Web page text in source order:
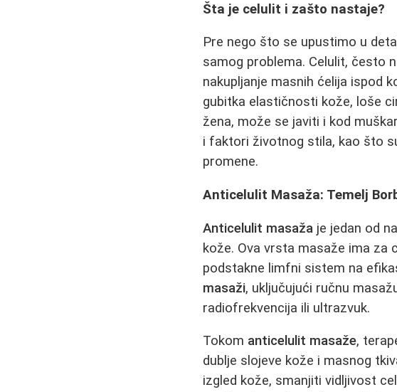
Šta je celulit i zašto nastaje?
Pre nego što se upustimo u
samog problema. Celulit, često
nakupljanje masnih ćelija ispod
gubitka elastičnosti kože, loše
žena, može se javiti i kod
i faktori životnog stila, kao što
promene.
Anticelulit Masaža: Temelj
Anticelulit masaža je jedan od
kože. Ova vrsta masaže ima za
podstakne limfni sistem na
masaži, uključujući ručnu
radiofrekvencija ili ultrazvuk.
Tokom anticelulit masaže,
dublje slojeve kože i masnog
izgled kože, smanjiti vidljivost